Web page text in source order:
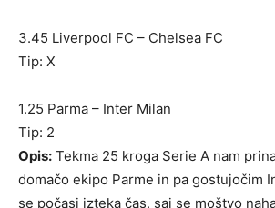
3.45 Liverpool FC – Chelsea FC
Tip: X
1.25 Parma – Inter Milan
Tip: 2
Opis: Tekma 25 kroga Serie A nam
domačo ekipo Parme in pa gostujočim
se počasi izteka čas, saj se moštvo